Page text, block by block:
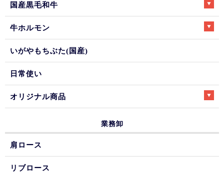
国産黒毛和牛
牛ホルモン
いがやもちぶた(国産)
日常使い
オリジナル商品
業務卸
肩ロース
リブロース